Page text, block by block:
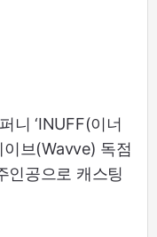
니 ‘INUFF(이너
이브(Wavve) 독점
인공으로 캐스팅